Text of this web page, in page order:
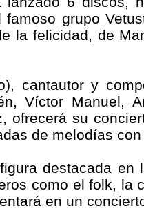
famoso grupo
la felicidad, de
cantautor y
Víctor Manuel,
ofrecerá su
de melodías
destacada
como el folk, la
en un